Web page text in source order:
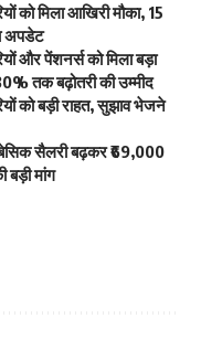
को मिला आखिरी मौका, 15
अपडेट
और पेंशनर्स को मिला बड़ा
तक बढ़ोतरी की उम्मीद
को बड़ी राहत, सुझाव भेजने
सैलरी बढ़कर ₹69,000
बड़ी मांग